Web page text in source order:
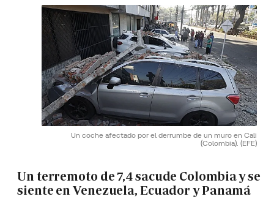
Un coche afectado por el derrumbe de un muro en Cali
(Colombia). (EFE)
Un terremoto de 7,4 sacude Colombia y se
siente en Venezuela, Ecuador y Panamá